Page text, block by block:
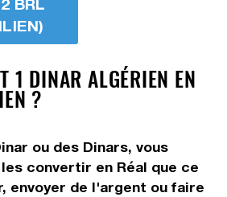
1 DINAR ALGÉRIEN EN
?
ou des Dinars, vous
convertir en Réal que ce
envoyer de l'argent ou faire